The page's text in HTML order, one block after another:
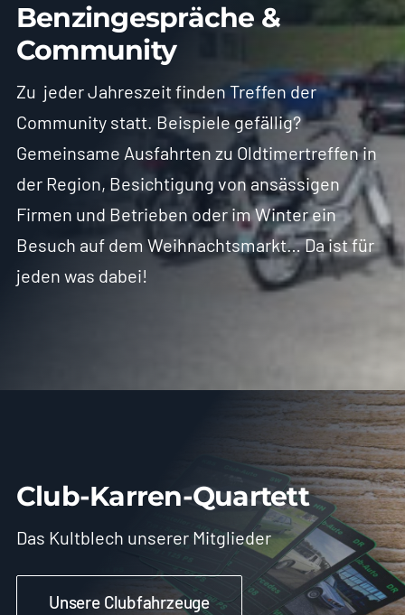
Benzingespräche &
Community
Zu jeder Jahreszeit finden Treffen der
Community statt. Beispiele gefällig?
Gemeinsame Ausfahrten zu Oldtimertreffen in
der Region, Besichtigung von ansässigen
Firmen und Betrieben oder im Winter ein
Besuch auf dem Weihnachtsmarkt… Da ist für
jeden was dabei!
Club-Karren-Quartett
Das Kultblech unserer Mitglieder
Unsere Clubfahrzeuge